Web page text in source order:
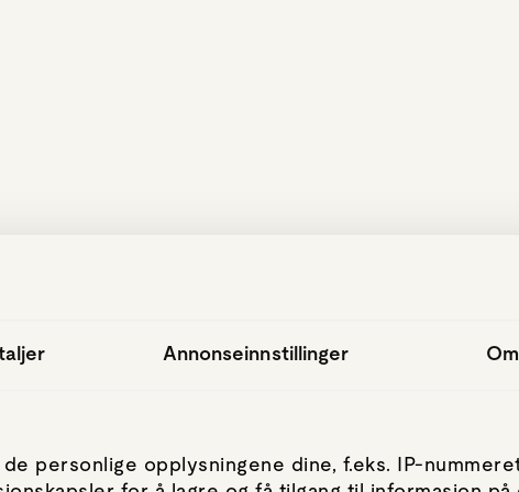
Annonseinnstillinger Om
personlige opplysningene dine, f.eks. IP-